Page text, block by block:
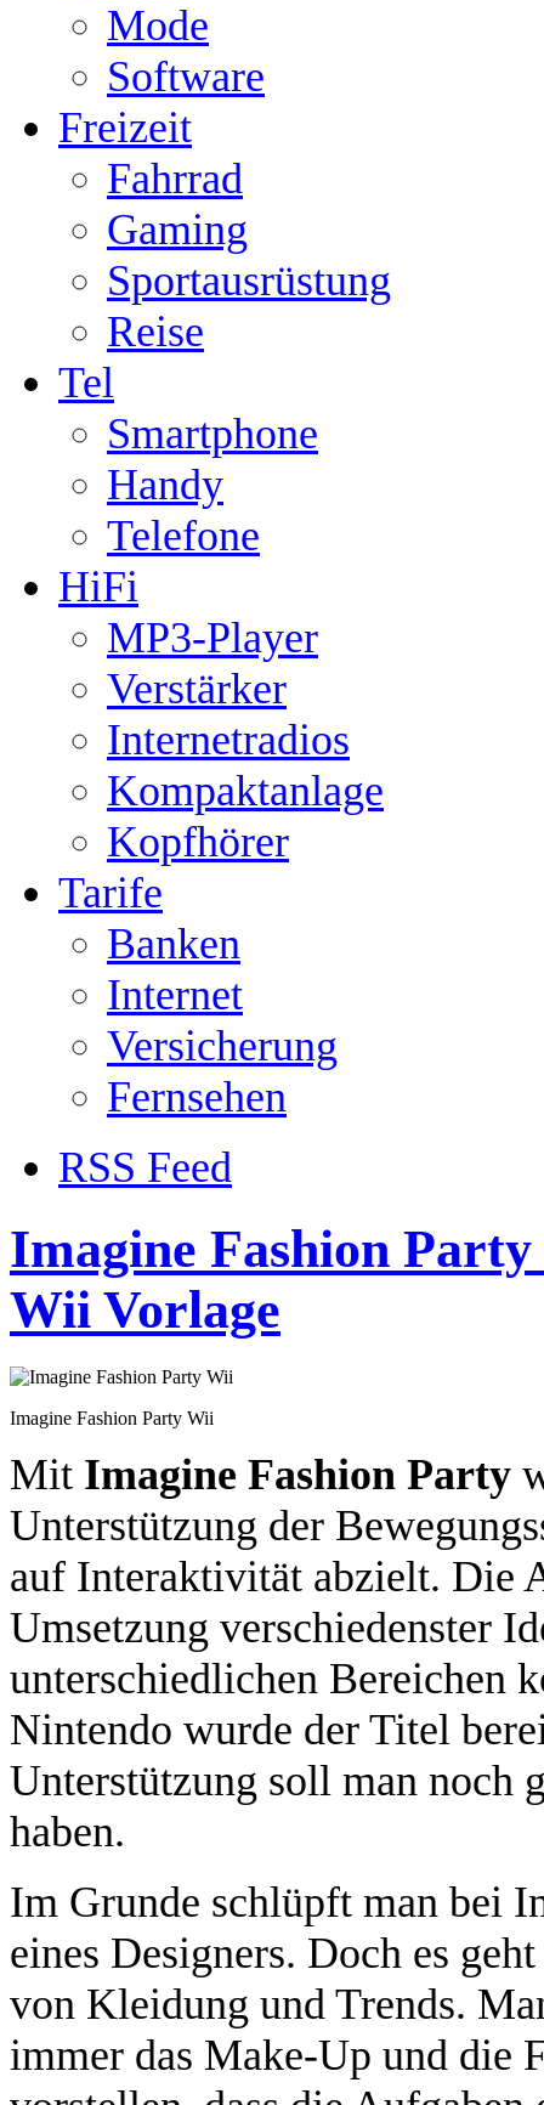
Mode
Software
Freizeit
Fahrrad
Gaming
Sportausrüstung
Reise
Tel
Smartphone
Handy
Telefone
HiFi
MP3-Player
Verstärker
Internetradios
Kompaktanlage
Kopfhörer
Tarife
Banken
Internet
Versicherung
Fernsehen
RSS Feed
Imagine Fashion
Wii Vorlage
Imagine Fashion Party Wii
Mit Imagine Fashion Party
Unterstützung der
auf Interaktivität abzielt. Die
Umsetzung verschiedenster
unterschiedlichen Bereichen
Nintendo wurde der Titel
Unterstützung soll man noch
haben.
Im Grunde schlüpft man bei
eines Designers. Doch es
von Kleidung und Trends.
immer das Make-Up und die